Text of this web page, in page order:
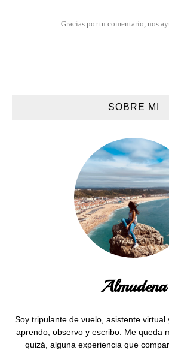
Gracias por tu comentario, nos
SOBRE MI
Almudena
Soy tripulante de vuelo, asistente virtual
aprendo, observo y escribo. Me queda
quizá, alguna experiencia que